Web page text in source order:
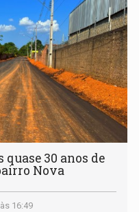
quase 30 anos de
Nova
16:49